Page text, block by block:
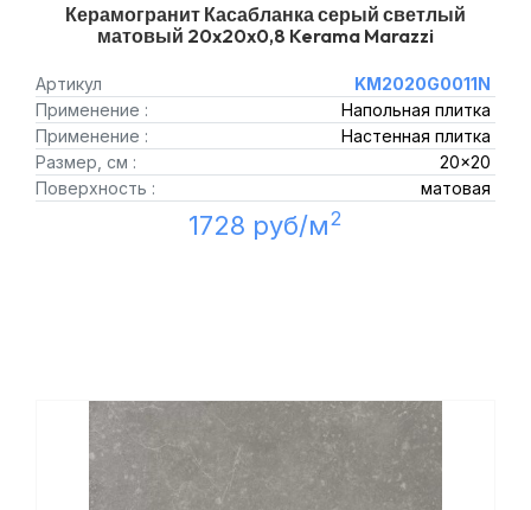
Керамогранит Касабланка серый светлый
матовый 20x20x0,8 Kerama Marazzi
Артикул
KM2020G0011N
Применение :
Напольная плитка
Применение :
Настенная плитка
Размер, см :
20x20
Поверхность :
матовая
1728 руб/м2